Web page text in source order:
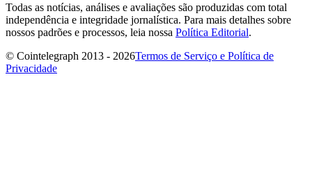
Todas as notícias, análises e avaliações são produzidas com total
independência e integridade jornalística. Para mais detalhes sobre
nossos padrões e processos, leia nossa Política Editorial.
© Cointelegraph 2013 - 2026Termos de Serviço e Política de
Privacidade